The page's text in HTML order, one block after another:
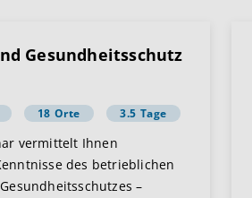
Gesundheitsschutz
18 Orte 3.5 Tage
vermittelt Ihnen
des betrieblichen
–